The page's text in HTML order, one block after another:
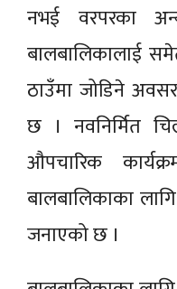
नभई वरपरका
बालबालिकालाई
ठाउँमा जोडिने
छ । नवनिर्मित
औपचारिक
बालबालिकाका
जनाएको छ ।